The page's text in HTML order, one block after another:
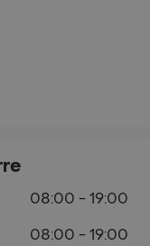
08:00 - 19:00
08:00 - 19:00